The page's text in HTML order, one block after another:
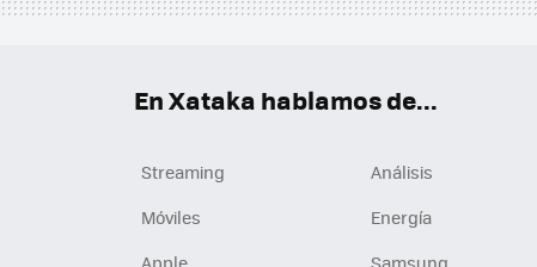
En Xataka hablamos de...
Streaming Análisis
Móviles
Energía